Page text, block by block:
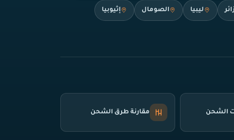
ليبيا الصومال إثيوبيا
الشحن مقارنة طرق الشحن